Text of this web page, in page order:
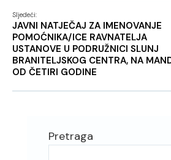
Sljedeći:
JAVNI NATJEČAJ ZA IMENOVANJE
POMOĆNIKA/ICE RAVNATELJA
USTANOVE U PODRUŽNICI SLUNJ
BRANITELJSKOG CENTRA, NA
OD ČETIRI GODINE
Pretraga